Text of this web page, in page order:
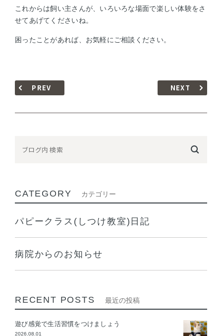
これからは飼い主さんが、いろいろな場面で楽しい体験をさ
せてあげてくださいね。
困ったことがあれば、お気軽にご相談ください。
PREV NEXT
CATEGORY カテゴリー
パピークラス(しつけ教室)日記
病院からのお知らせ
RECENT POSTS 最近の投稿
遊び感覚で生活習慣をつけましょう
2026.08.01